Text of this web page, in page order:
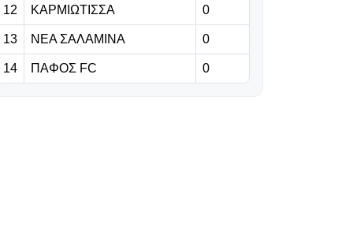
ενισχύθηκε με
τον 18χρονο
Κολομβιανό
12 ΚΑΡΜΙΩΤΙΣΣΑ 0
13 ΝΕΑ ΣΑΛΑΜΙΝΑ 0
14 ΠΑΦΟΣ FC 0